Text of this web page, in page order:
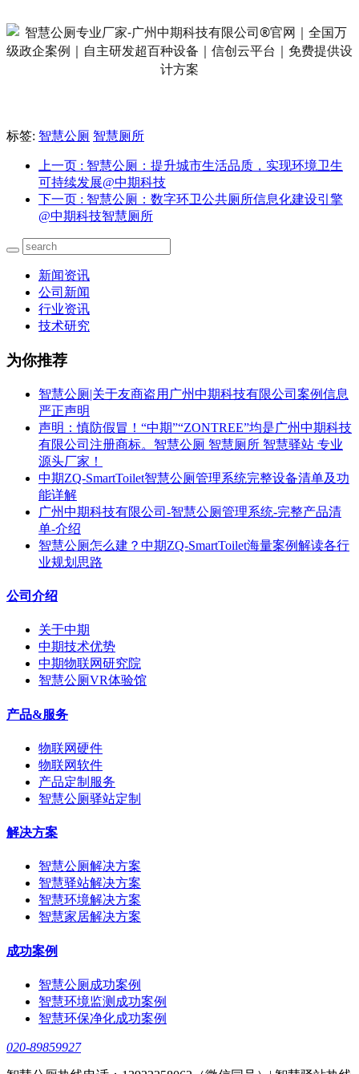
标签: 智慧公厕 智慧厕所
上一页 : 智慧公厕：提升城市生活品质，实现环境卫生
可持续发展@中期科技
下一页 : 智慧公厕：数字环卫公共厕所信息化建设引擎
@中期科技智慧厕所
新闻资讯
公司新闻
行业资讯
技术研究
为你推荐
智慧公厕|关于友商盗用广州中期科技有限公司案例信息
严正声明
声明：慎防假冒！“中期”“ZONTREE”均是广州中期科技
有限公司注册商标。智慧公厕 智慧厕所 智慧驿站 专业
源头厂家！
中期ZQ-SmartToilet智慧公厕管理系统完整设备清单及功
能详解
广州中期科技有限公司-智慧公厕管理系统-完整产品清
单-介绍
智慧公厕怎么建？中期ZQ-SmartToilet海量案例解读各行
业规划思路
公司介绍
关于中期
中期技术优势
中期物联网研究院
智慧公厕VR体验馆
产品&服务
物联网硬件
物联网软件
产品定制服务
智慧公厕驿站定制
解决方案
智慧公厕解决方案
智慧驿站解决方案
智慧环境解决方案
智慧家居解决方案
成功案例
智慧公厕成功案例
智慧环境监测成功案例
智慧环保净化成功案例
020-89859927